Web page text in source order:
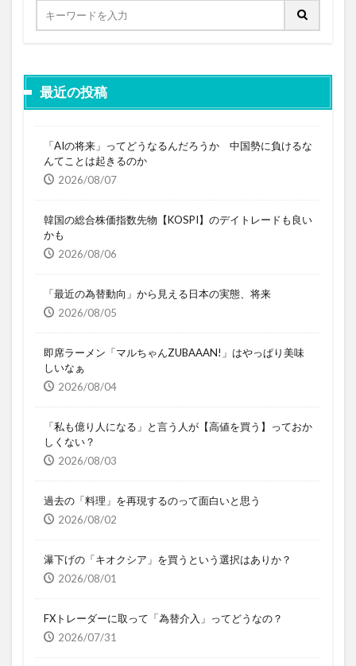
最近の投稿
「AIの将来」ってどうなるんだろうか 中国勢に負けるな
んてことは起きるのか
2026/08/07
韓国の総合株価指数先物【KOSPI】のデイトレードも良い
かも
2026/08/06
「最近の為替動向」から見える日本の実態、将来
2026/08/05
即席ラーメン「マルちゃんZUBAAAN!」はやっぱり美味
しいなぁ
2026/08/04
「私も億り人になる」と言う人が【高値を買う】っておか
しくない？
2026/08/03
過去の「料理」を再現するのって面白いと思う
2026/08/02
瀑下げの「キオクシア」を買うという選択はありか？
2026/08/01
FXトレーダーに取って「為替介入」ってどうなの？
2026/07/31